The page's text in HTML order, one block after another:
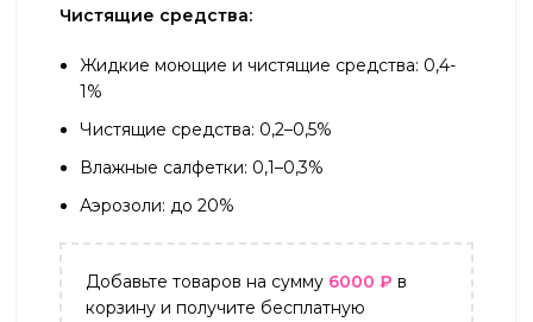
Чистящие средства:
Жидкие моющие и чистящие средства: 0,4-
1%
Чистящие средства: 0,2–0,5%
Влажные салфетки: 0,1–0,3%
Аэрозоли: до 20%
Добавьте товаров на сумму 6000 ₽ в
корзину и получите бесплатную